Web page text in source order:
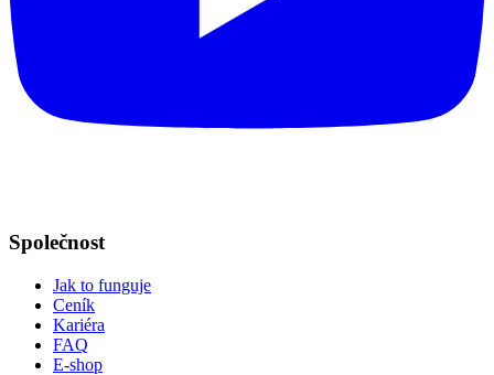
Společnost
Jak to funguje
Ceník
Kariéra
FAQ
E-shop